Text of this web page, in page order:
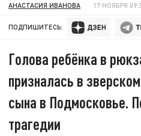
АНАСТАСИЯ ИВАНОВА 17 НОЯБРЯ
ПОДПИШИТЕСЬ:
Голова ребёнка в
призналась в
сына в Подмосковье.
трагедии